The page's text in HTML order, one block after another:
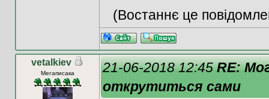
(Востаннє це
vetalkiev
Мегаписака 21-06-2018 12:45RE:
открутиться сами